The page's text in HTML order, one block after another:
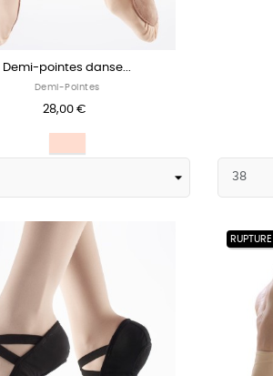
Demi-pointes danse...
Demi-Pointes
28,00 €
clair